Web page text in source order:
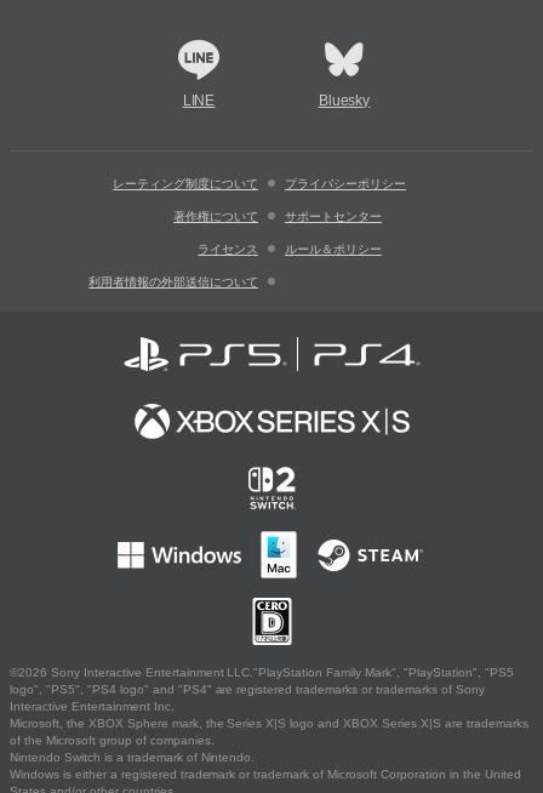
LINE Bluesky
レーティング制度について プライバシーポリシー
著作権について サポートセンター
ライセンス ルール＆ポリシー
利用者情報の外部送信について
©2026 Sony Interactive Entertainment LLC."PlayStation Family Mark", "PlayStation", "PS5
logo", "PS5", "PS4 logo" and "PS4" are registered trademarks or trademarks of Sony
Interactive Entertainment Inc.
Microsoft, the XBOX Sphere mark, the Series X|S logo and XBOX Series X|S are trademarks
of the Microsoft group of companies.
Nintendo Switch is a trademark of Nintendo.
Windows is either a registered trademark or trademark of Microsoft Corporation in the United